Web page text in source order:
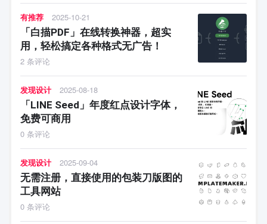
有推荐 2025-10-21
「白描PDF」在线转换神器，超实
用，轻松搞定各种格式无广告！
2 条评论
发现设计 2025-08-18
「LINE Seed」年度红点设计字体，
免费可商用
0 条评论
发现设计 2025-09-04
无需注册，直接使用的包装刀版图的
工具网站
0 条评论